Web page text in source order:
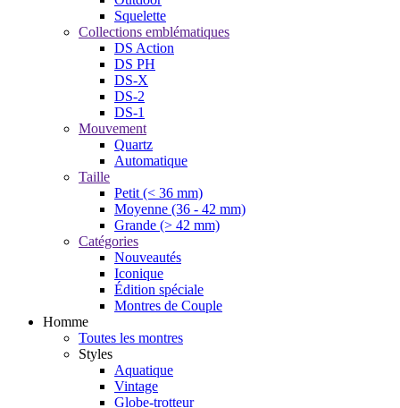
Squelette
Collections emblématiques
DS Action
DS PH
DS-X
DS-2
DS-1
Mouvement
Quartz
Automatique
Taille
Petit (< 36 mm)
Moyenne (36 - 42 mm)
Grande (> 42 mm)
Catégories
Nouveautés
Iconique
Édition spéciale
Montres de Couple
Homme
Toutes les montres
Styles
Aquatique
Vintage
Globe-trotteur